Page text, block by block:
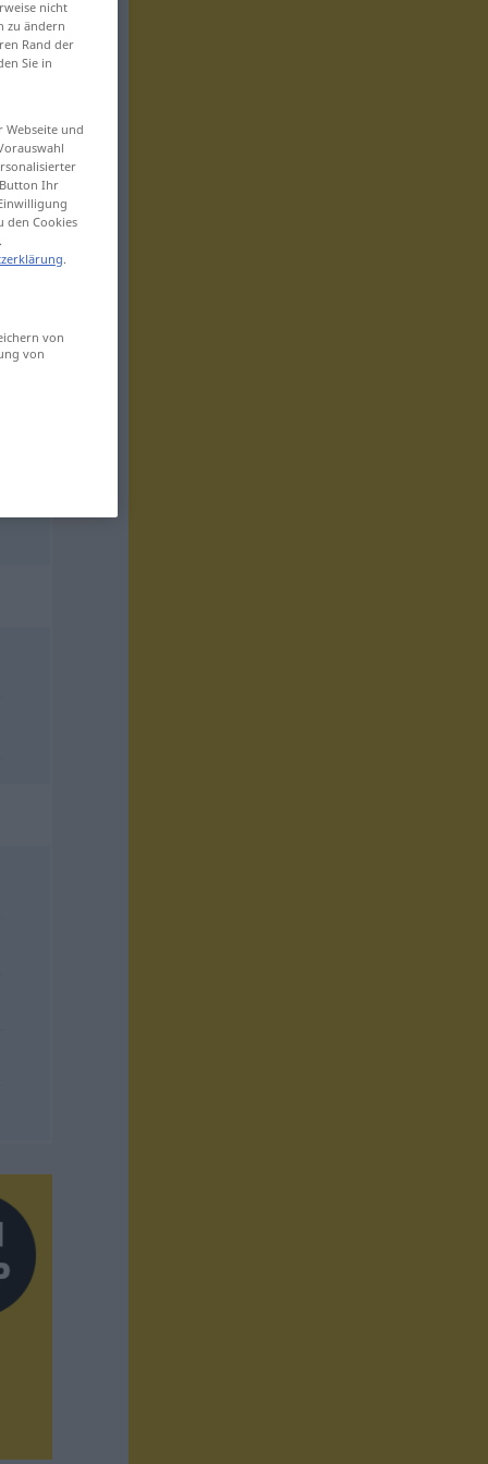
nicht
zu ändern
Rand der
Sie in
und
Ihr
den Cookies
.
von
von